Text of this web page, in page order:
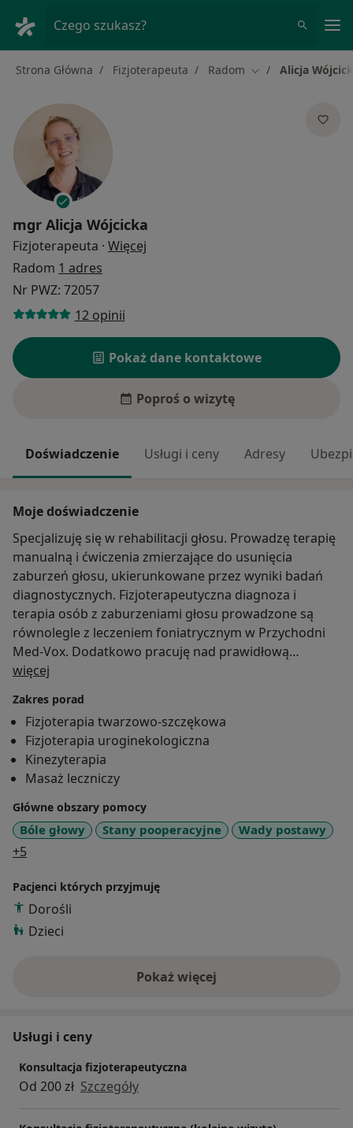
Czego szukasz?
Strona Główna Fizjoterapeuta Radom Zmień miasto
Alicja
mgr Alicja Wójcicka
Fizjoterapeuta · Więcej
Radom 1 adres
Nr PWZ: 72057
12 opinii
Pokaż dane kontaktowe
Poproś o wizytę
Doświadczenie Usługi i ceny Adresy
Moje doświadczenie
Specjalizuję się w rehabilitacji głosu. Prowadzę terapię
manualną i ćwiczenia zmierzające do usunięcia
zaburzeń głosu, ukierunkowane przez wyniki badań
diagnostycznych. Fizjoterapeutyczna diagnoza i
terapia osób z zaburzeniami głosu prowadzone są
równolegle z leczeniem foniatrycznym w Przychodni
Med-Vox. Dodatkowo pracuję nad prawidłową
postawą i oddechem.
więcej
Zakres porad
Fizjoterapia twarzowo-szczękowa
Fizjoterapia uroginekologiczna
Kinezyterapia
Masaż leczniczy
Główne obszary pomocy
Bóle głowy Stany pooperacyjne Wady postawy
+5
Pacjenci których przyjmuję
Dorośli
Dzieci
Pokaż więcejo doświadczeniu
Usługi i ceny
Konsultacja fizjoterapeutyczna
Od 200 zł Szczegóły